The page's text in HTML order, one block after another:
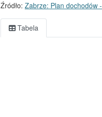
Źródło: Zabrze: Plan dochodów
Tabela